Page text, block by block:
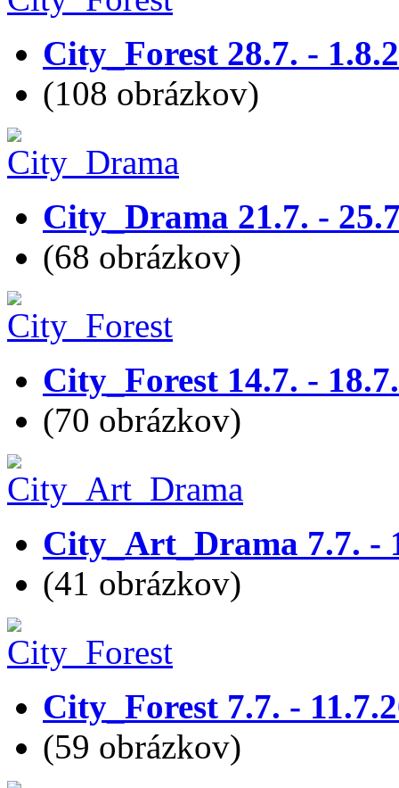
City_Forest 28.7. -
(108 obrázkov)
City_Drama 21.7. -
(68 obrázkov)
City_Forest 14.7. -
(70 obrázkov)
City_Art_Drama 7.7. -
(41 obrázkov)
City_Forest 7.7. -
(59 obrázkov)